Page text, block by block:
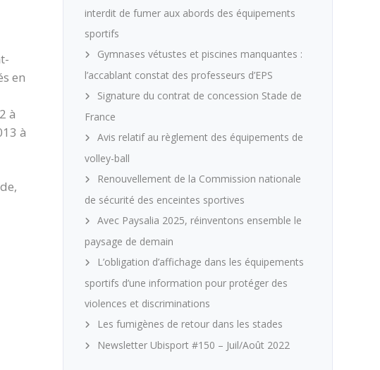
en
à
à
interdit de fumer aux abords des équipements
sportifs
Gymnases vétustes et piscines manquantes :
l’accablant constat des professeurs d’EPS
Signature du contrat de concession Stade de
France
Avis relatif au règlement des équipements de
volley-ball
Renouvellement de la Commission nationale
de sécurité des enceintes sportives
Avec Paysalia 2025, réinventons ensemble le
paysage de demain
L’obligation d’affichage dans les équipements
sportifs d’une information pour protéger des
violences et discriminations
Les fumigènes de retour dans les stades
Newsletter Ubisport #150 – Juil/Août 2022